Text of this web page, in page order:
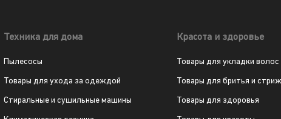
Техника для дома
Пылесосы
Товары для ухода за одеждой
Стиральные и сушильные машины
Красота и здоровье
Товары для укладки волос
Товары для бритья и
Товары для здоровья